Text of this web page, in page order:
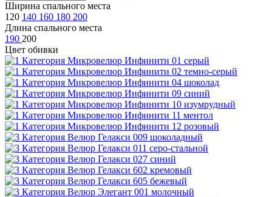
Ширина спального места
120 140 160 180 200
Длина спального места
190 200
Цвет обивки